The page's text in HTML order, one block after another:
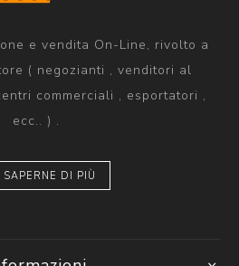
e vendita On-Line, rivolto a
( negozianti , venditori al
commerciali , esportatori ,
ecc.. ) .
SAPERNE DI PIÙ